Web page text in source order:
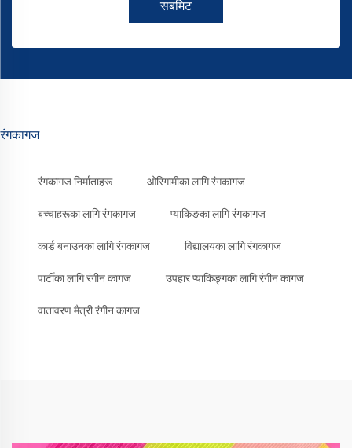
सबमिट
रंगकागज
रंगकागज निर्माताहरू ओरिगामीका लागि रंगकागज
बच्चाहरूका लागि रंगकागज प्याकिङका लागि रंगकागज
कार्ड बनाउनका लागि रंगकागज विद्यालयका लागि रंगकागज
पार्टीका लागि रंगीन कागज उपहार प्याकिङ्गका लागि रंगीन कागज
वातावरण मैत्री रंगीन कागज